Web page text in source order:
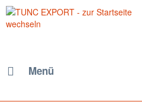
Menü